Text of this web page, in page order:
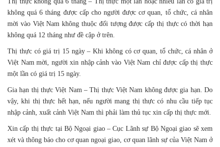
không quá 6 tháng được cấp cho người được cơ quan, tổ chức, cá nhân
mời vào Việt Nam không thuộc đối tượng được cấp thị thực có thời hạn
không quá 12 tháng như đề cập ở trên.
Thị thực có giá trị 15 ngày – Khi không có cơ quan, tổ chức, cá nhân ở
Việt Nam mời, người xin nhập cảnh vào Việt Nam chỉ được cấp thị thực
một lần có giá trị 15 ngày.
Gia hạn thị thực Việt Nam – Thị thực Việt Nam không được gia hạn. Do
vậy, khi thị thực hết hạn, nếu người mang thị thực có nhu cầu tiếp tục
nhập cảnh, xuất cảnh Việt Nam thì phải làm thủ tục xin cấp thị thực mới.
Xin cấp thị thực tại Bộ Ngoại giao – Cục Lãnh sự Bộ Ngoại giao sẽ xem
xét và thông báo cho cơ quan ngoại giao, cơ quan lãnh sự của Việt Nam ở